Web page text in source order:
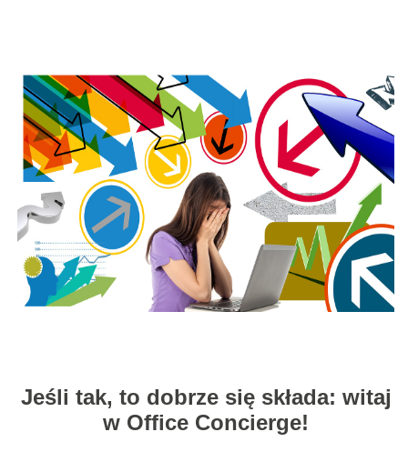
Jeśli tak, to dobrze się składa: witaj
w Office Concierge!